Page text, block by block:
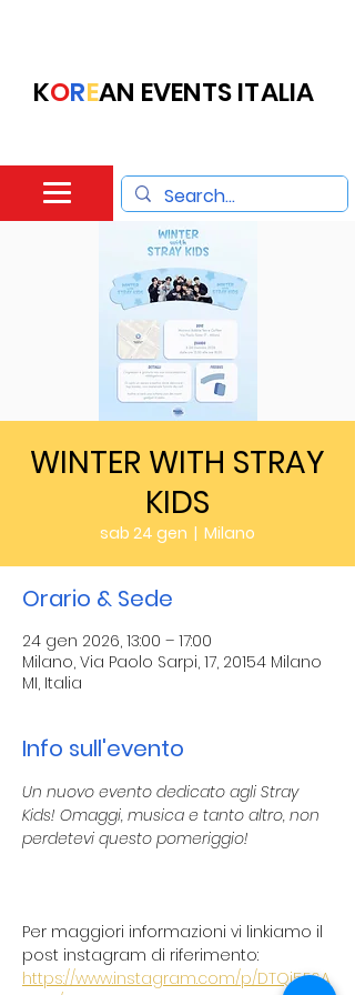
KOREAN EVENTS ITALIA
WINTER WITH STRAY
KIDS
sab 24 gen
  |
Milano
Orario & Sede
24 gen 2026, 13:00 – 17:00
Milano, Via Paolo Sarpi, 17, 20154 Milano
MI, Italia
Info sull'evento
Un nuovo evento dedicato agli Stray
Kids! Omaggi, musica e tanto altro, non
perdetevi questo pomeriggio!
Per maggiori informazioni vi linkiamo il
post instagram di riferimento:
https://www.instagram.com/p/DTQj5E6A